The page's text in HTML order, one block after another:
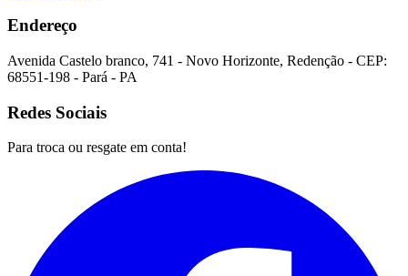
Endereço
Avenida Castelo branco, 741 - Novo Horizonte, Redenção - CEP:
68551-198 - Pará - PA
Redes Sociais
Para troca ou resgate em conta!